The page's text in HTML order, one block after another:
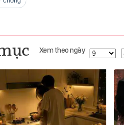
Xem theo ngày